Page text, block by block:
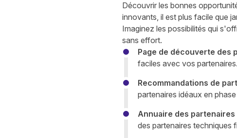
Découvrir les bonnes
innovants, il est plus facile que
Imaginez les possibilités qui
sans effort.
Page de découverte des
faciles avec vos partenaires.
Recommandations de
partenaires idéaux en
Annuaire des
des partenaires techniques